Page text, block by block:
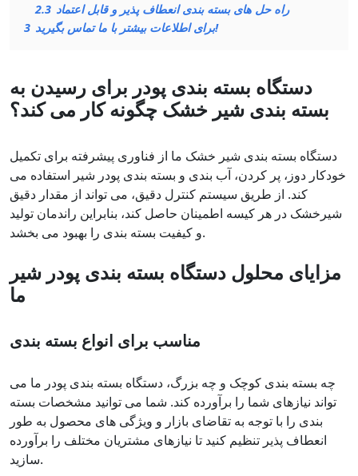
2.3 راه حل های بسته بندی انعطاف پذیر و قابل اعتماد
3
برای اطلاعات بیشتر با ما تماس بگیرید!
دستگاه بسته بندی پودر برای رسیدن به
بسته بندی شیر خشک چگونه کار می کند؟
دستگاه بسته بندی شیر خشک ما از فناوری پیشرفته برای تکمیل
خودکار دوز، پر کردن، آب بندی و بسته بندی پودر شیر استفاده می
کند. از طریق سیستم کنترل دقیق، می تواند از مقدار دقیق
شیرخشک در هر کیسه اطمینان حاصل کند، بنابراین راندمان تولید
و کیفیت بسته بندی را بهبود می بخشد.
مزایای محلول دستگاه بسته بندی پودر شیر
ما
مناسب برای انواع بسته بندی
چه بسته بندی کوچک و چه بزرگ، دستگاه بسته بندی پودر ما می
تواند نیازهای شما را برآورده کند. شما می توانید مشخصات بسته
بندی را با توجه به تقاضای بازار و ویژگی های محصول به طور
انعطاف پذیر تنظیم کنید تا نیازهای مشتریان مختلف را برآورده
سازید.